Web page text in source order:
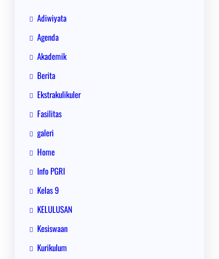
Adiwiyata
Agenda
Akademik
Berita
Ekstrakulikuler
Fasilitas
galeri
Home
Info PGRI
Kelas 9
KELULUSAN
Kesiswaan
Kurikulum